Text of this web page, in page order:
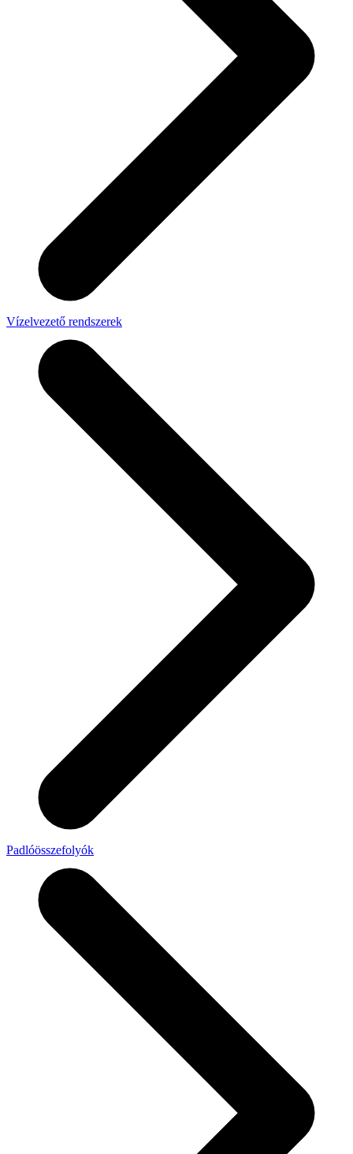
Vízelvezető rendszerek
Padlóösszefolyók